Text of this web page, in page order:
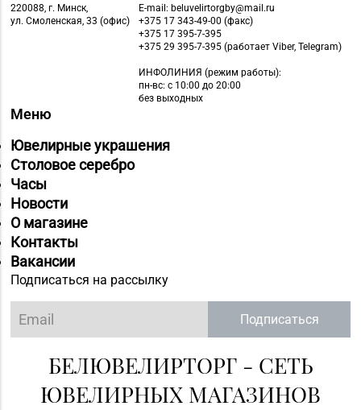
220088, г. Минск,
ул. Смоленская, 33 (офис)
E-mail: beluvelirtorgby@mail.ru
+375 17 343-49-00 (факс)
+375 17 395-7-395
+375 29 395-7-395 (работает Viber, Telegram)
ИНФОЛИНИЯ (режим работы):
пн-вс: с 10:00 до 20:00
без выходных
Меню
Ювелирные украшения
Столовое серебро
Часы
Новости
О магазине
Контакты
Вакансии
Подписаться на рассылку
Подписаться
БЕЛЮВЕЛИРТОРГ - СЕТЬ
ЮВЕЛИРНЫХ МАГАЗИНОВ